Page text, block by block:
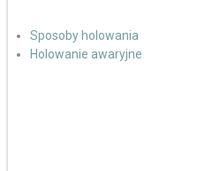
Sposoby holowania
Holowanie awaryjne